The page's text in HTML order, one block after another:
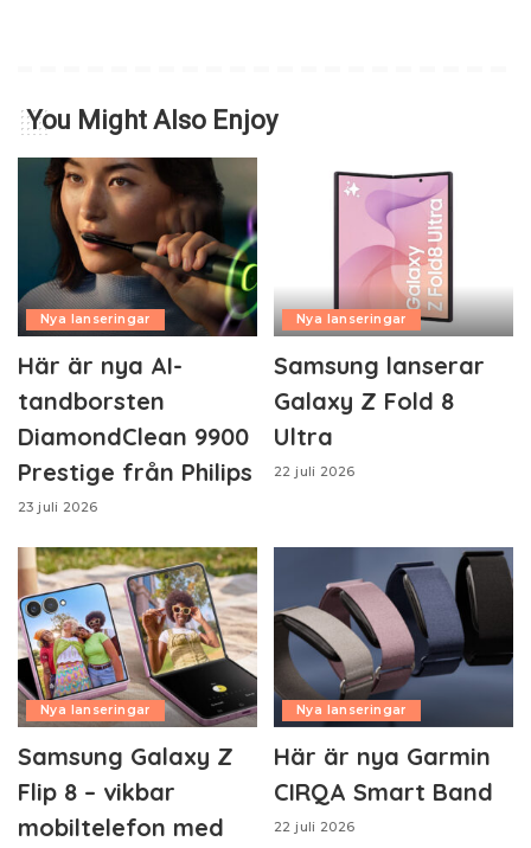
You Might Also Enjoy
Nya lanseringar
Här är nya AI-
tandborsten
DiamondClean 9900
Prestige från Philips
23 juli 2026
Nya lanseringar
Samsung lanserar
Galaxy Z Fold 8
Ultra
22 juli 2026
Nya lanseringar
Samsung Galaxy Z
Flip 8 – vikbar
mobiltelefon med
Nya lanseringar
Här är nya Garmin
CIRQA Smart Band
22 juli 2026